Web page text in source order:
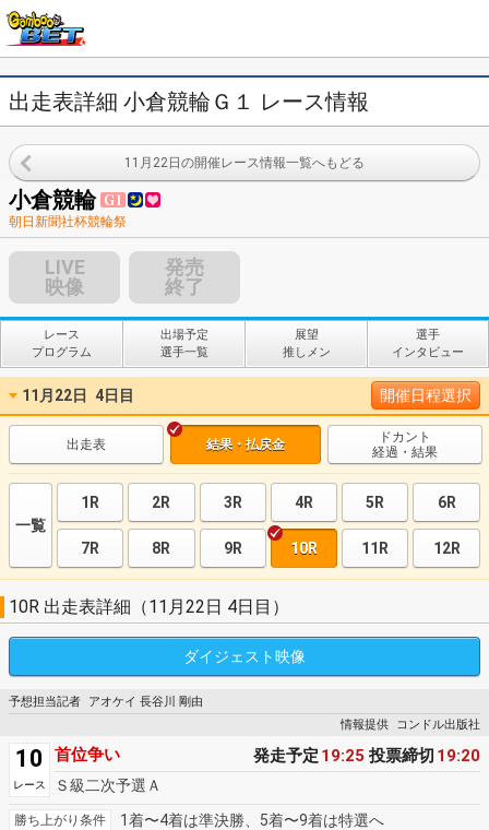
出走表詳細 小倉競輪Ｇ１ レース情報
11月22日の開催レース情報一覧へもどる
小倉競輪
朝日新聞社杯競輪祭
LIVE
映像
発売
終了
レース
プログラム
出場予定
選手一覧
展望
推しメン
選手
インタビュー
11月22日 4日目 開催日程選択
出走表 結果・払戻金
ドカント
経過・結果
一覧
1R 2R 3R 4R 5R 6R
7R 8R 9R 10R 11R 12R
10R 出走表詳細（11月22日 4日目）
ダイジェスト映像
予想担当記者
アオケイ 長谷川 剛由
情報提供
コンドル出版社
10
レース
首位争い 発走予定 19:25 投票締切 19:20
Ｓ級二次予選Ａ
勝ち上がり条件 1着〜4着は準決勝、5着〜9着は特選へ